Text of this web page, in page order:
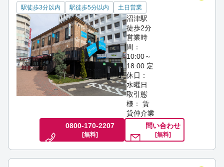
駅徒歩3分以内 駅徒歩5分以内 土日営業
沼津駅
徒歩2分
営業時
間：
10:00～
18:00 定
休日：
水曜日
取引態
様： 賃
貸仲介業
0800-170-2207
[無料]
問い合わせ
[無料]